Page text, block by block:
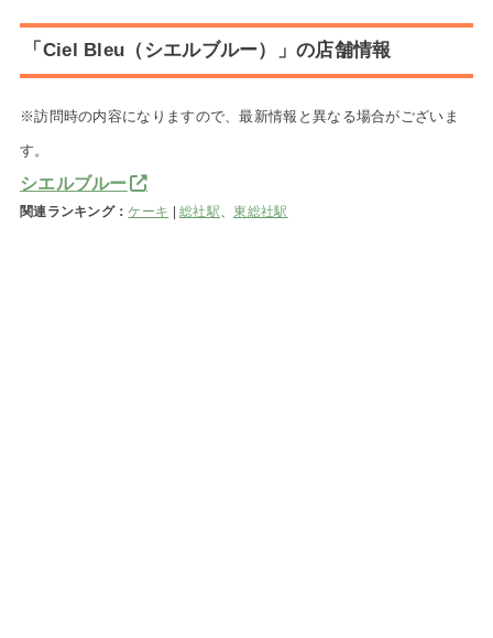
「Ciel Bleu（シエルブルー）」の店舗情報
※訪問時の内容になりますので、最新情報と異なる場合がございま
す。
シエルブルー
関連ランキング：ケーキ |総社駅、東総社駅